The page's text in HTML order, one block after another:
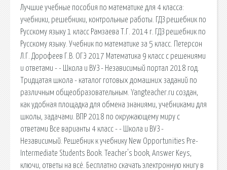
Лучшие учебные пособия по математике для 4 класса:
учебники, решебники, контрольные работы. ГДЗ решебник по
Русскому языку 1 класс Рамзаева Т.Г. 2014 г. ГДЗ решебник по
Русскому языку. Учебник по математике за 5 класс. Петерсон
Л.Г. Дорофеев Г.В. ОГЭ 2017 Математика 9 класс с решениями
и ответами - - Школа и ВУЗ - Независимый портал 2018 год.
Тридцатая школа - каталог готовых домашних заданий по
различным общеобразовательным. Yangteacher.ru создан,
как удобная площадка для обмена знаниями, учебниками для
школы, задачами. ВПР 2018 по окружающему миру с
ответами Все варианты 4 класс - - Школа и ВУЗ -
Независимый. Решебник к учебнику New Opportunities Pre-
Intermediate Students Book. Teacher's book, Answer Keys,
ключи, ответы на всё. Бесплатно скачать электронную книгу в